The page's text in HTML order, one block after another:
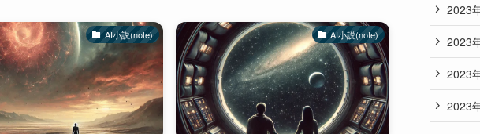
AI小説(note) AI小説(note)
2023
2023
2023
2023